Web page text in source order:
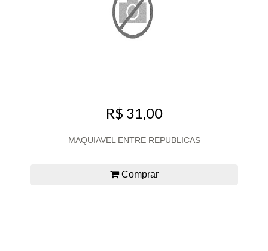
R$ 31,00
MAQUIAVEL ENTRE REPUBLICAS
Comprar